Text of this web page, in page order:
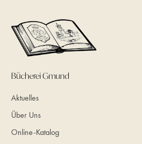
Bücherei Gmund
Aktuelles
Über Uns
Online-Katalog